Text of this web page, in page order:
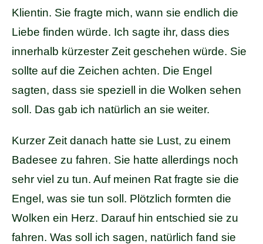
Klientin. Sie fragte mich, wann sie endlich die
Liebe finden würde. Ich sagte ihr, dass dies
innerhalb kürzester Zeit geschehen würde. Sie
sollte auf die Zeichen achten. Die Engel
sagten, dass sie speziell in die Wolken sehen
soll. Das gab ich natürlich an sie weiter.
Kurzer Zeit danach hatte sie Lust, zu einem
Badesee zu fahren. Sie hatte allerdings noch
sehr viel zu tun. Auf meinen Rat fragte sie die
Engel, was sie tun soll. Plötzlich formten die
Wolken ein Herz. Darauf hin entschied sie zu
fahren. Was soll ich sagen, natürlich fand sie